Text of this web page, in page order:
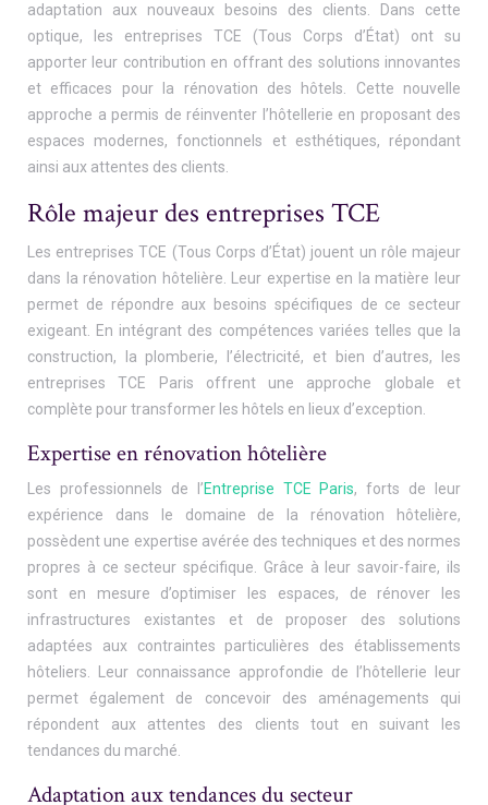
adaptation aux nouveaux besoins des clients. Dans cette
optique, les entreprises TCE (Tous Corps d’État) ont su
apporter leur contribution en offrant des solutions innovantes
et efficaces pour la rénovation des hôtels. Cette nouvelle
approche a permis de réinventer l’hôtellerie en proposant des
espaces modernes, fonctionnels et esthétiques, répondant
ainsi aux attentes des clients.
Rôle majeur des entreprises TCE
Les entreprises TCE (Tous Corps d’État) jouent un rôle majeur
dans la rénovation hôtelière. Leur expertise en la matière leur
permet de répondre aux besoins spécifiques de ce secteur
exigeant. En intégrant des compétences variées telles que la
construction, la plomberie, l’électricité, et bien d’autres, les
entreprises TCE Paris offrent une approche globale et
complète pour transformer les hôtels en lieux d’exception.
Expertise en rénovation hôtelière
Les professionnels de l’Entreprise TCE Paris, forts de leur
expérience dans le domaine de la rénovation hôtelière,
possèdent une expertise avérée des techniques et des normes
propres à ce secteur spécifique. Grâce à leur savoir-faire, ils
sont en mesure d’optimiser les espaces, de rénover les
infrastructures existantes et de proposer des solutions
adaptées aux contraintes particulières des établissements
hôteliers. Leur connaissance approfondie de l’hôtellerie leur
permet également de concevoir des aménagements qui
répondent aux attentes des clients tout en suivant les
tendances du marché.
Adaptation aux tendances du secteur